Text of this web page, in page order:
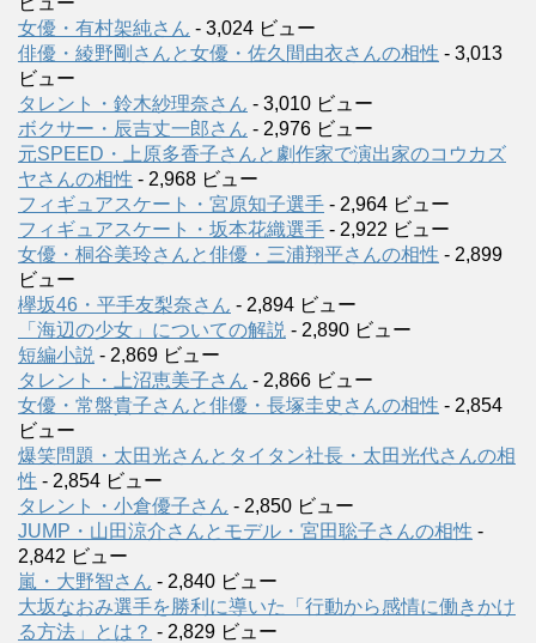
女優・有村架純さん - 3,024 ビュー
俳優・綾野剛さんと女優・佐久間由衣さんの相性 - 3,013
ビュー
タレント・鈴木紗理奈さん - 3,010 ビュー
ボクサー・辰吉丈一郎さん - 2,976 ビュー
元SPEED・上原多香子さんと劇作家で演出家のコウカズ
ヤさんの相性 - 2,968 ビュー
フィギュアスケート・宮原知子選手 - 2,964 ビュー
フィギュアスケート・坂本花織選手 - 2,922 ビュー
女優・桐谷美玲さんと俳優・三浦翔平さんの相性 - 2,899
ビュー
欅坂46・平手友梨奈さん - 2,894 ビュー
「海辺の少女」についての解説 - 2,890 ビュー
短編小説 - 2,869 ビュー
タレント・上沼恵美子さん - 2,866 ビュー
女優・常盤貴子さんと俳優・長塚圭史さんの相性 - 2,854
ビュー
爆笑問題・太田光さんとタイタン社長・太田光代さんの相
性 - 2,854 ビュー
タレント・小倉優子さん - 2,850 ビュー
JUMP・山田涼介さんとモデル・宮田聡子さんの相性 -
2,842 ビュー
嵐・大野智さん - 2,840 ビュー
大坂なおみ選手を勝利に導いた「行動から感情に働きかけ
る方法」とは？ - 2,829 ビュー